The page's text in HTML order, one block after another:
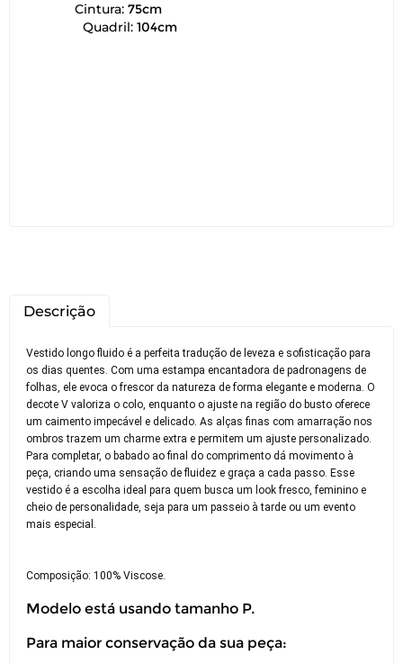
Você pode devolver este
Cintura: 75cm
Quadril: 104cm
Descrição
Vestido longo fluido é a perfeita tradução de leveza e sofisticação para
os dias quentes. Com uma estampa encantadora de padronagens de
folhas, ele evoca o frescor da natureza de forma elegante e moderna. O
decote V valoriza o colo, enquanto o ajuste na região do busto oferece
um caimento impecável e delicado. As alças finas com amarração nos
ombros trazem um charme extra e permitem um ajuste personalizado.
Para completar, o babado ao final do comprimento dá movimento à
peça, criando uma sensação de fluidez e graça a cada passo. Esse
vestido é a escolha ideal para quem busca um look fresco, feminino e
cheio de personalidade, seja para um passeio à tarde ou um evento
mais especial.
Composição: 100% Viscose.
Modelo está usando tamanho P.
Para maior conservação da sua peça: